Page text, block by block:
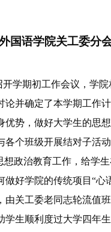
国语学院关工委分
学期初工作会议，学
并确定了本学期工作计
势，做好大学生的思
各个班级开展结对子活
政治教育工作，给学
好学院的传统项目“心
关工委老同志轮流值
生顺利度过大学四年生